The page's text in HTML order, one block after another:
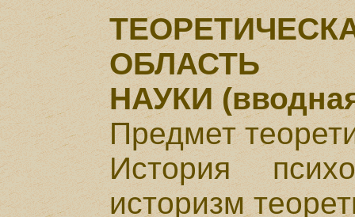
ОБЛАСТЬ
НАУКИ
Предмет
История
историзм